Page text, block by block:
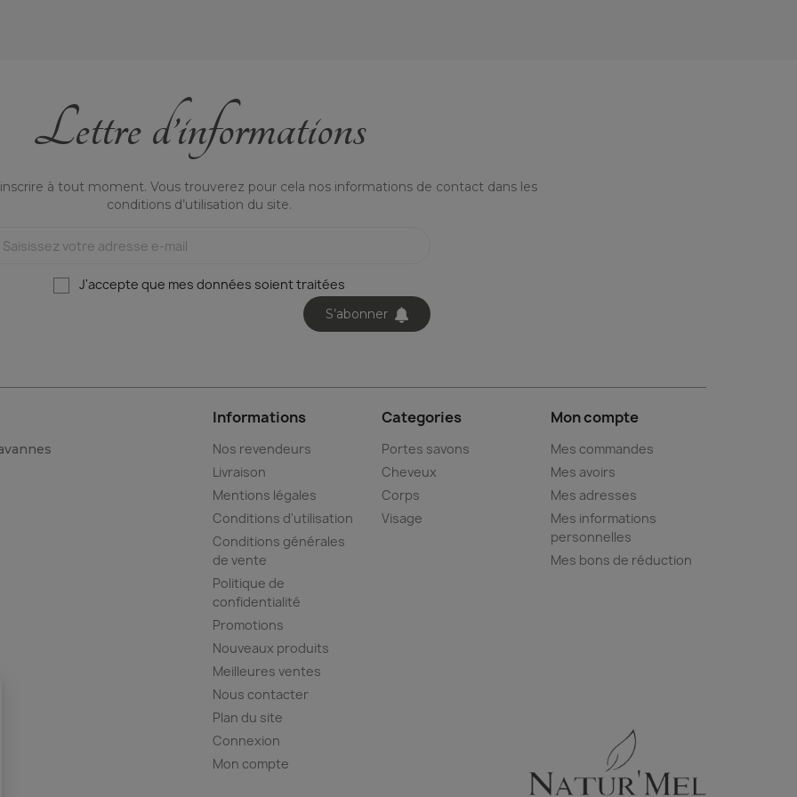
Lettre d’informations
à tout moment. Vous trouverez pour cela nos informations de contact dans les
conditions d’utilisation du site.
S’abonner
J'accepte que mes données soient traitées
Informations
Nos revendeurs
Livraison
Mentions légales
Conditions d'utilisation
Conditions générales
de vente
Politique de
confidentialité
Promotions
Nouveaux produits
Meilleures ventes
Nous contacter
Plan du site
Connexion
Mon compte
Categories
Portes savons
Cheveux
Corps
Visage
Mon compte
Mes commandes
Mes avoirs
Mes adresses
Mes informations
personnelles
Mes bons de réduction